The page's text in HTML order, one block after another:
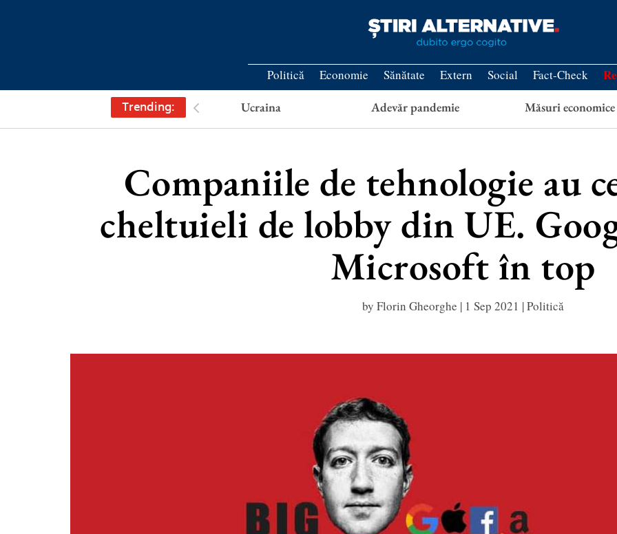
Politică Economie Sănătate Extern Social Fact-Check
Trending: Ucraina Adevăr pandemie Măsuri economice
Companiile de tehnologie au
cheltuieli de lobby din UE.
Microsoft în top
by Florin Gheorghe | 1 Sep 2021 |Politică